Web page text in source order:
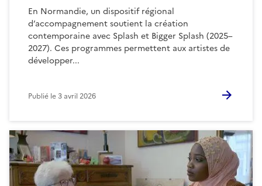
En Normandie, un dispositif régional
d’accompagnement soutient la création
contemporaine avec Splash et Bigger Splash (2025–
2027). Ces programmes permettent aux artistes de
développer...
Publié le3 avril 2026